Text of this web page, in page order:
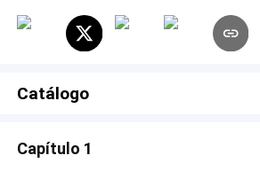
Catálogo
Capítulo 1